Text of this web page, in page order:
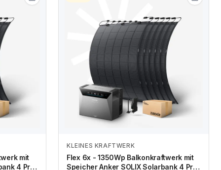
mit
4 Pro
Zum Angebot
KLEINES KRAFTWERK
Flex 6x - 1350Wp Balkonkraftwerk mit
Speicher Anker SOLIX Solarbank 4 Pro